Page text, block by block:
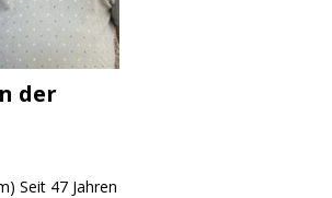
der
Seit 47 Jahren